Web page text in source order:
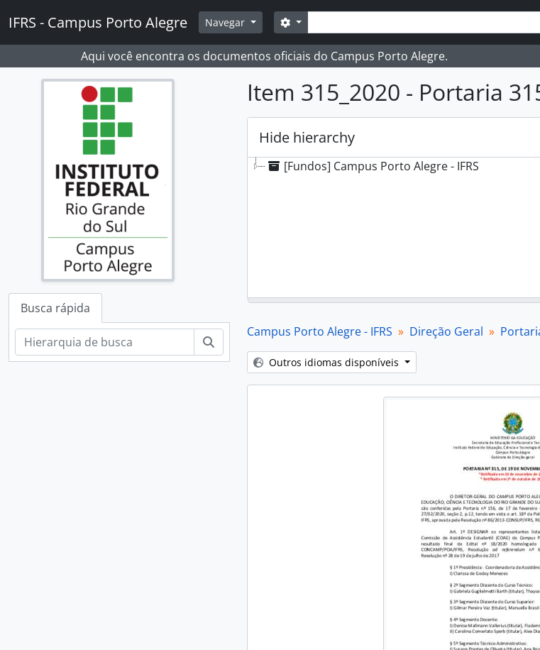
IFRS - Campus Porto Alegre Navegar Buscar
Opções de busca
Aqui você encontra os documentos oficiais do Campus Porto Alegre.
Busca rápida
Item 315_2020 - Portaria
Hide hierarchy
[Fundos] Campus Porto Alegre - IFRS
Campus Porto Alegre - IFRS Direção Geral
Outros idiomas disponíveis